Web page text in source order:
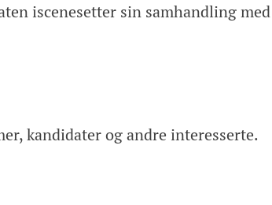
iscenesetter sin samhandling med
kandidater og andre interesserte.